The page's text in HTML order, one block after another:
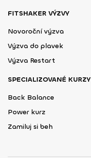
FITSHAKER VÝZVY
Novoroční výzva
Výzva do plavek
Výzva Restart
SPECIALIZOVANÉ KURZY
Back Balance
Power kurz
Zamiluj si beh